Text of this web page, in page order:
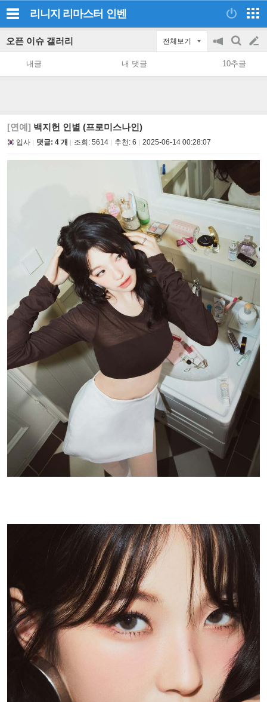
리니지 리마스터 인벤
오픈 이슈 갤러리 전체보기
공
지
on/off
검
색
글
쓰
내글 내 댓글 10추글
[연예] 백지헌 인별 (프로미스나인)
입사 댓글: 4 개 조회: 5614 추천: 6 2025-06-14 00:28:07